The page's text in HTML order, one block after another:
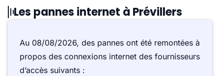
Les pannes internet à Prévillers
Au 08/08/2026, des pannes ont été remontées à
propos des connexions internet des fournisseurs
d’accès suivants :